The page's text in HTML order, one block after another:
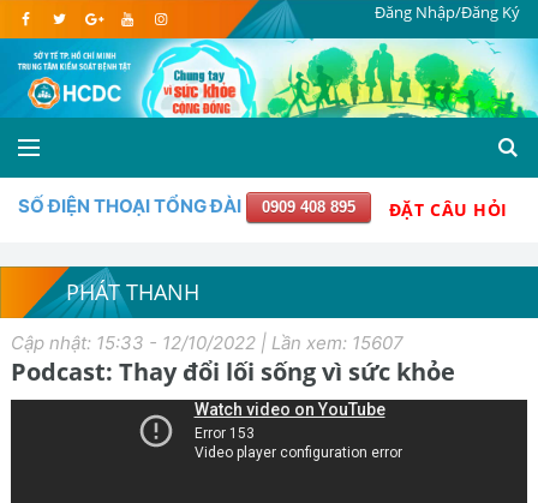
Đăng Nhập/Đăng Ký
SỐ ĐIỆN THOẠI TỔNG ĐÀI 0909 408 895 ĐẶT CÂU HỎI
PHÁT THANH
Cập nhật: 15:33 - 12/10/2022 | Lần xem: 15607
Podcast: Thay đổi lối sống vì sức khỏe